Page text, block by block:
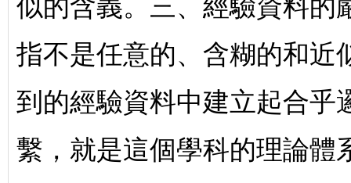
似的含義。三、經驗資料的
指不是任意的、含糊的和近
到的經驗資料中建立起合乎
繫，就是這個學科的理論體